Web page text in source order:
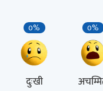
0%
दुःखी
0%